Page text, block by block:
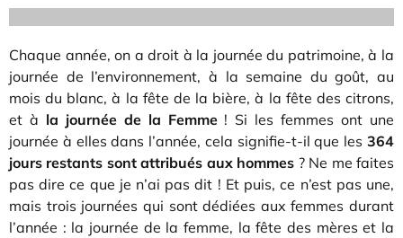
Chaque année, on a droit à la journée du patrimoine, à la
journée de l’environnement, à la semaine du goût, au
mois du blanc, à la fête de la bière, à la fête des citrons,
et à la journée de la Femme ! Si les femmes ont une
journée à elles dans l’année, cela signifie-t-il que les 364
jours restants sont attribués aux hommes ? Ne me faites
pas dire ce que je n’ai pas dit ! Et puis, ce n’est pas une,
mais trois journées qui sont dédiées aux femmes durant
l’année : la journée de la femme, la fête des mères et la